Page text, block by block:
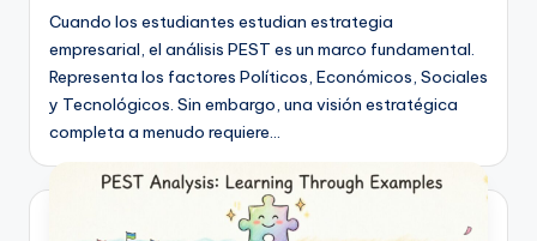
Cuando los estudiantes estudian estrategia
empresarial, el análisis PEST es un marco fundamental.
Representa los factores Políticos, Económicos, Sociales
y Tecnológicos. Sin embargo, una visión estratégica
completa a menudo requiere…